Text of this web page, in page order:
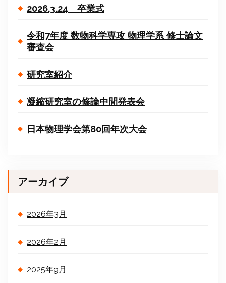
2026.3.24 卒業式
令和7年度 数物科学専攻 物理学系 修士論文
審査会
研究室紹介
凝縮研究室の修論中間発表会
日本物理学会第80回年次大会
アーカイブ
2026年3月
2026年2月
2025年9月